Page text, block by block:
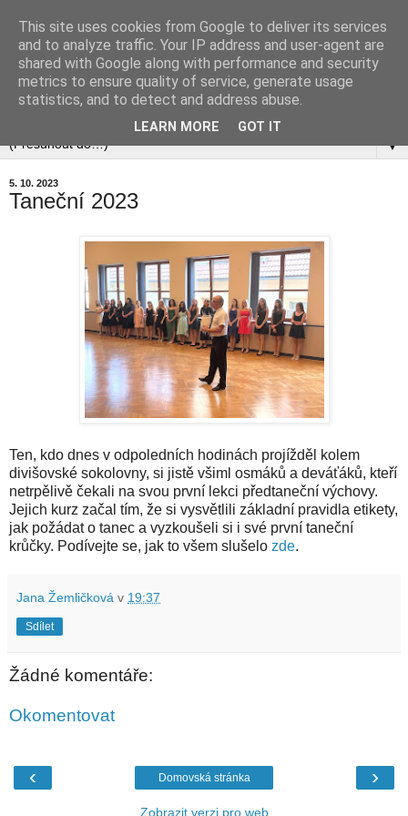
▼
5. 10. 2023
Taneční 2023
Ten, kdo dnes v odpoledních hodinách projížděl kolem
divišovské sokolovny, si jistě všiml osmáků a deváťáků, kteří
netrpělivě čekali na svou první lekci předtaneční výchovy.
Jejich kurz začal tím, že si vysvětlili základní pravidla etikety,
jak požádat o tanec a vyzkoušeli si i své první taneční
krůčky. Podívejte se, jak to všem slušelo zde.
Jana Žemličková v 19:37
Sdílet
Žádné komentáře:
Okomentovat
‹ ›
Domovská stránka
Zobrazit verzi pro web
This site uses cookies from Google to deliver its services
and to analyze traffic. Your IP address and user-agent are
shared with Google along with performance and security
metrics to ensure quality of service, generate usage
statistics, and to detect and address abuse.
LEARN MORE GOT IT